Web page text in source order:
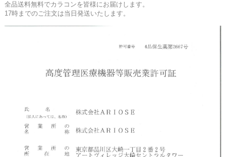
全品送料無料でカラコンを皆様にお届けします。
17時までのご注文は当日発送いたします。